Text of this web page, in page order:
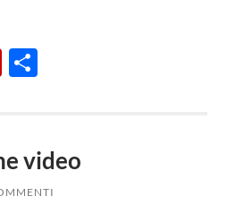
Flipboard
video